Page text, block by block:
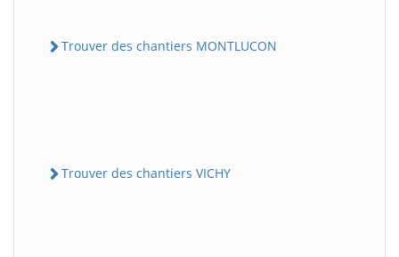
Trouver des chantiers MONTLUCON
Trouver des chantiers VICHY